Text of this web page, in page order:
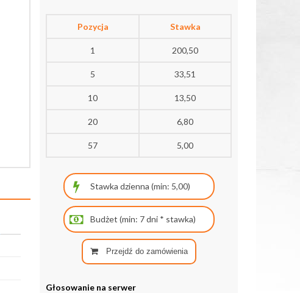
Pozycja Stawka
1 200,50
5 33,51
10 13,50
20 6,80
57 5,00
Przejdź do zamówienia
Głosowanie na serwer